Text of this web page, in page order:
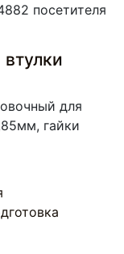
посетителя
для
гайки